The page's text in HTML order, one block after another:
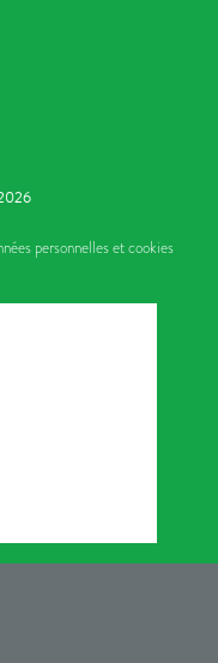
personnelles et cookies